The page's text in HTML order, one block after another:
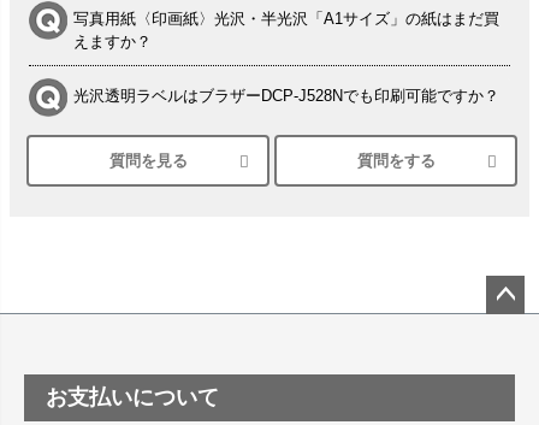
写真用紙〈印画紙〉光沢・半光沢「A1サイズ」の紙はまだ買
えますか？
光沢透明ラベルはブラザーDCP-J528Nでも印刷可能ですか？
シルバーペーパーにEPSON EP-30VAで印刷するときの設定
は？
塩ビのロール紙で離型紙が透明の商品はありますか
つや消し半透明ラベルのロールタイプはありますか？
質問を見る 質問をする
ップ
お支払いについて